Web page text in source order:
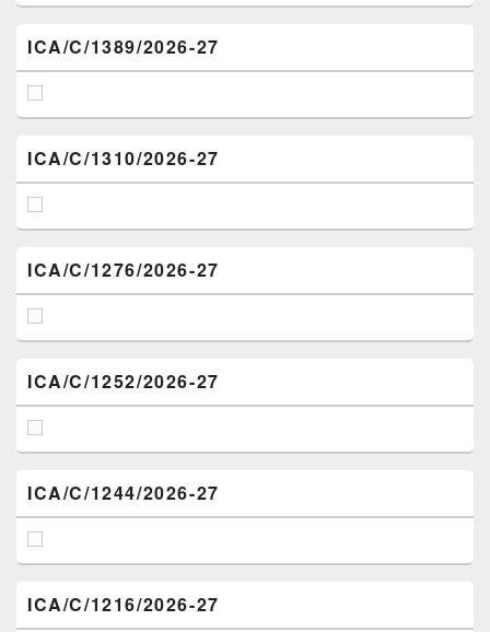
ICA/C/1389/2026-27
ICA/C/1310/2026-27
ICA/C/1276/2026-27
ICA/C/1252/2026-27
ICA/C/1244/2026-27
ICA/C/1216/2026-27